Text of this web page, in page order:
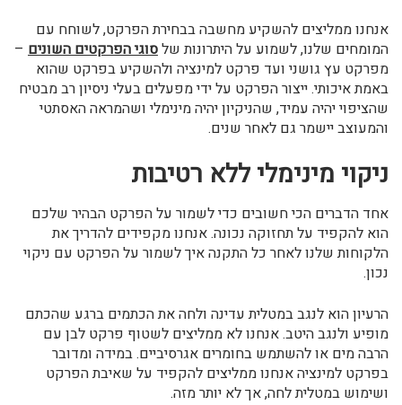
אנחנו ממליצים להשקיע מחשבה בבחירת הפרקט, לשוחח עם
המומחים שלנו, לשמוע על היתרונות שלסוגי הפרקטים השונים –
מפרקט עץ גושני ועד פרקט למינציה ולהשקיע בפרקט שהוא
באמת איכותי. ייצור הפרקט על ידי מפעלים בעלי ניסיון רב מבטיח
שהציפוי יהיה עמיד, שהניקיון יהיה מינימלי ושהמראה האסתטי
והמעוצב יישמר גם לאחר שנים.
ניקוי מינימלי ללא רטיבות
אחד הדברים הכי חשובים כדי לשמור על הפרקט הבהיר שלכם
הוא להקפיד על תחזוקה נכונה. אנחנו מקפידים להדריך את
הלקוחות שלנו לאחר כל התקנה איך לשמור על הפרקט עם ניקוי
נכון.
הרעיון הוא לנגב במטלית עדינה ולחה את הכתמים ברגע שהכתם
מופיע ולנגב היטב. אנחנו לא ממליצים לשטוף פרקט לבן עם
הרבה מים או להשתמש בחומרים אגרסיביים. במידה ומדובר
בפרקט למינציה אנחנו ממליצים להקפיד על שאיבת הפרקט
ושימוש במטלית לחה, אך לא יותר מזה.